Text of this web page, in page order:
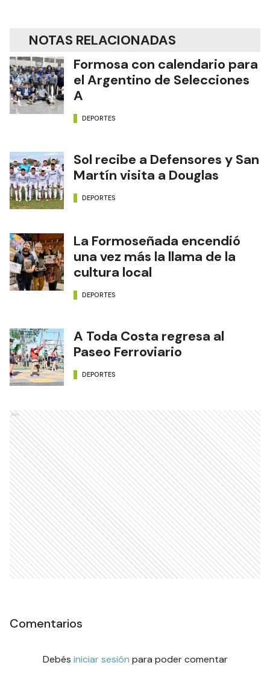
NOTAS RELACIONADAS
Formosa con calendario para
el Argentino de Selecciones
A
DEPORTES
Sol recibe a Defensores y San
Martín visita a Douglas
DEPORTES
La Formoseñada encendió
una vez más la llama de la
cultura local
DEPORTES
A Toda Costa regresa al
Paseo Ferroviario
DEPORTES
Ads
Comentarios
Debés iniciar sesión para poder comentar